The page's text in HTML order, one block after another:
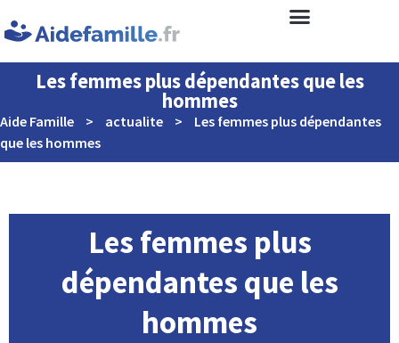
Les femmes plus dépendantes que les
hommes
Aide Famille > actualite >
Les femmes plus dépendantes
que les hommes
Les femmes plus
dépendantes que les
hommes